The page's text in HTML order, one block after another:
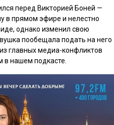
перед Викторией Боней —
в прямом эфире и нелестно
однако изменил свою
пообещала подать на него
главных медиа-конфликтов
в нашем подкасте.